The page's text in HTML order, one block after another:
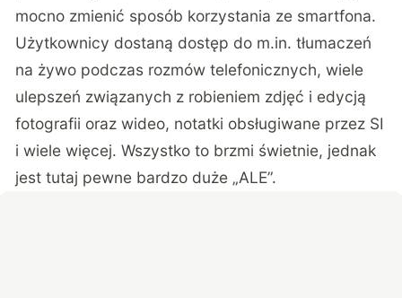
mocno zmienić sposób korzystania ze smartfona.
Użytkownicy dostaną dostęp do m.in. tłumaczeń
na żywo podczas rozmów telefonicznych, wiele
ulepszeń związanych z robieniem zdjęć i edycją
fotografii oraz wideo, notatki obsługiwane przez SI
i wiele więcej. Wszystko to brzmi świetnie, jednak
jest tutaj pewne bardzo duże „ALE”.